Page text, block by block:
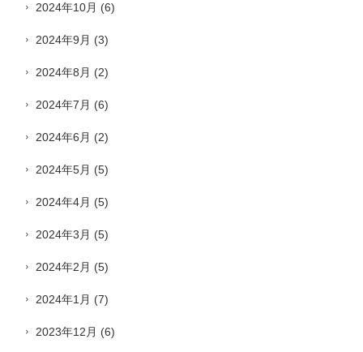
2024年10月 (6)
2024年9月 (3)
2024年8月 (2)
2024年7月 (6)
2024年6月 (2)
2024年5月 (5)
2024年4月 (5)
2024年3月 (5)
2024年2月 (5)
2024年1月 (7)
2023年12月 (6)